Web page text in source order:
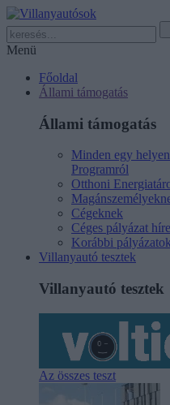
Menü
Főoldal
Állami támogatás
Állami támogatás
Minden egy
Programról
Otthoni
Cégeknek
Céges pályázat
Korábbi
Villanyautó tesztek
Villanyautó tesztek
Az összes teszt